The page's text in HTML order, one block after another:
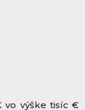
vo výške tisíc €